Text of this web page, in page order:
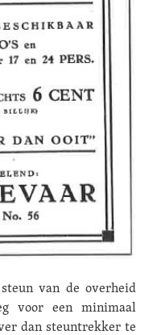
van de overheid
voor een minimaal
dan steuntrekker te